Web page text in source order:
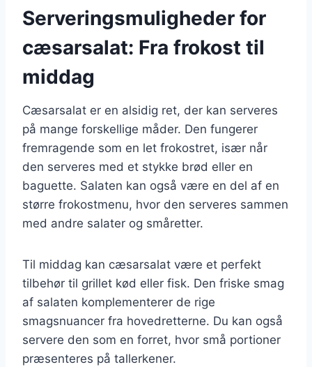
Serveringsmuligheder for
cæsarsalat: Fra frokost til
middag
Cæsarsalat er en alsidig ret, der kan serveres
på mange forskellige måder. Den fungerer
fremragende som en let frokostret, især når
den serveres med et stykke brød eller en
baguette. Salaten kan også være en del af en
større frokostmenu, hvor den serveres sammen
med andre salater og småretter.
Til middag kan cæsarsalat være et perfekt
tilbehør til grillet kød eller fisk. Den friske smag
af salaten komplementerer de rige
smagsnuancer fra hovedretterne. Du kan også
servere den som en forret, hvor små portioner
præsenteres på tallerkener.